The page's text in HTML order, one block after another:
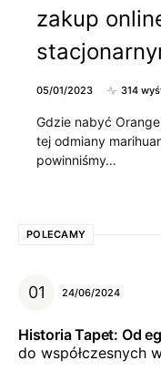
zakup
05/01/2023 314
Gdzie nabyć
tej odmiany
powinniśmy…
POLECAMY
24/06/2024
Historia Tapet: Od
do współczesnych